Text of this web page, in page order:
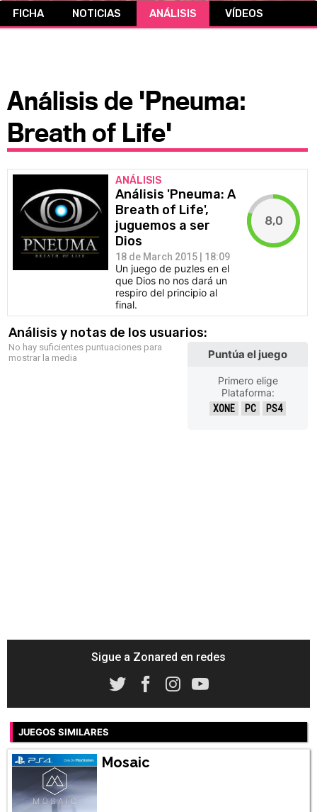
CÓMICS
FICHA NOTICIAS ANÁLISIS VÍDEOS
Análisis de 'Pneuma:
Breath of Life'
ANÁLISIS
Análisis 'Pneuma: A
Breath of Life',
juguemos a ser
Dios
18 de March 2015 | 18:09
Un juego de puzles en el
que Dios no nos dará un
respiro del principio al
final.
8,0
Análisis y notas de los usuarios:
No hay suficientes puntuaciones para
mostrar la media
Puntúa el juego
Primero elige
Plataforma:
XONE PC PS4
Sigue a Zonared en redes
JUEGOS SIMILARES
Mosaic